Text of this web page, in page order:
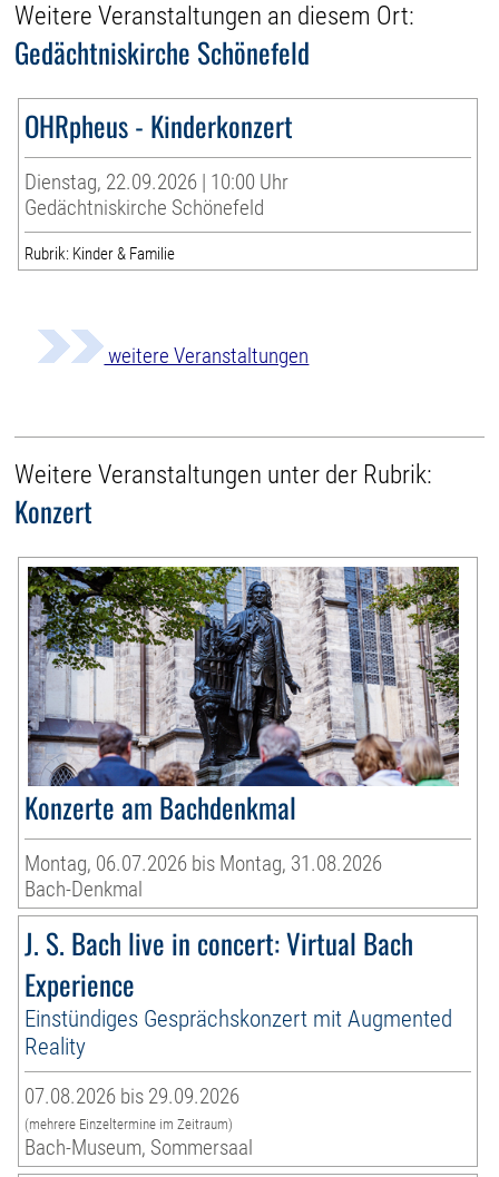
Weitere Veranstaltungen an diesem Ort:
Gedächtniskirche Schönefeld
OHRpheus - Kinderkonzert
Dienstag, 22.09.2026 | 10:00 Uhr
Gedächtniskirche Schönefeld
Rubrik: Kinder & Familie
weitere Veranstaltungen
Weitere Veranstaltungen unter der Rubrik:
Konzert
Konzerte am Bachdenkmal
Montag, 06.07.2026 bis Montag, 31.08.2026
Bach-Denkmal
J. S. Bach live in concert: Virtual Bach
Experience
Einstündiges Gesprächskonzert mit Augmented
Reality
07.08.2026 bis 29.09.2026
(mehrere Einzeltermine im Zeitraum)
Bach-Museum, Sommersaal